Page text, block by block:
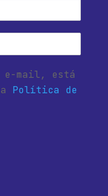
e-mail, está
Política de